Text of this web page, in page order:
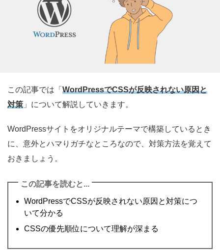
この記事では「 WordPressでCSSが反映されない原因と
対策 」について解説していきます。
WordPressサイトをオリジナルテーマで構築しているとき
に、意外とハマりガチなところなので、対策方法を覚えて
おきましょう。
この記事を読むと...
WordPressでCSSが反映されない原因と対策につ
いて分かる
CSSの優先順位について理解が深まる